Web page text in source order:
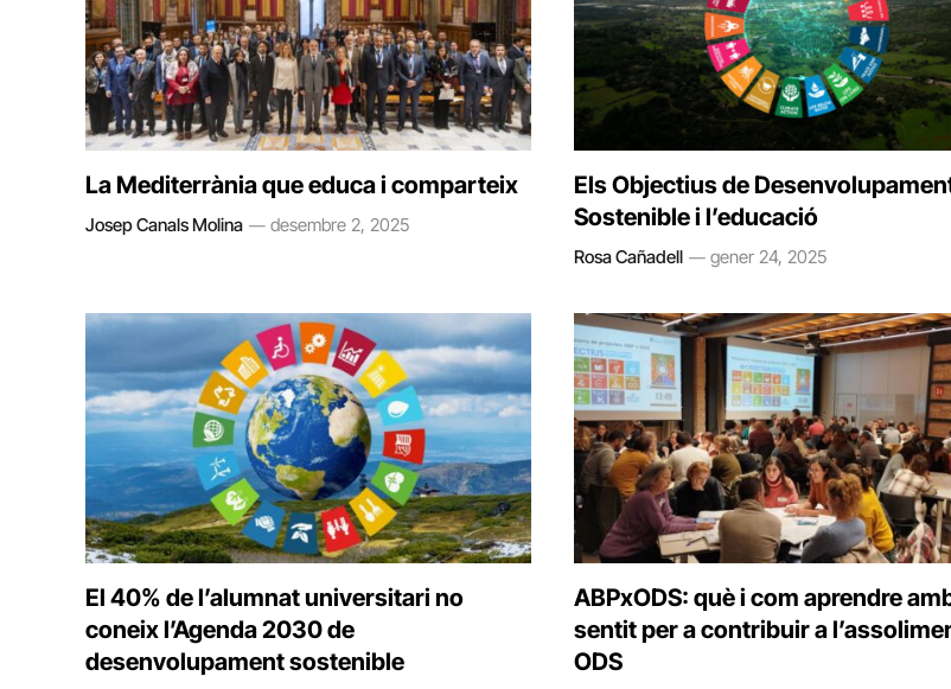
La Mediterrània que educa i comparteix
Josep Canals Molina desembre 2, 2025
Els Objectius de
Sostenible i l’educació
Rosa Cañadell gener 24, 2025
El 40% de l’alumnat universitari no
coneix l’Agenda 2030 de
desenvolupament sostenible
ABPxODS: què i com aprendre
sentit per a contribuir a
ODS